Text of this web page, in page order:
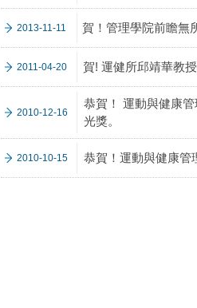
2013-11-11 賀！管理學院前瞻無
2011-04-20 賀! 運健所邱靖華教
2010-12-16
恭賀！ 運動與健康
光獎。
2010-10-15 恭賀！運動與健康管